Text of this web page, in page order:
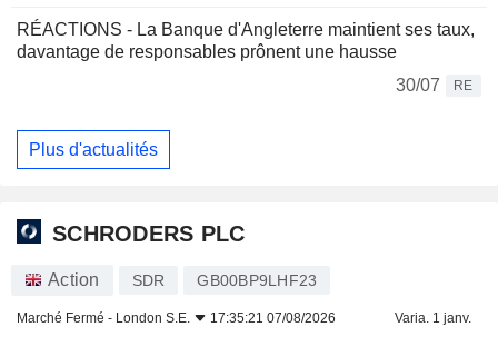
RÉACTIONS - La Banque d'Angleterre maintient ses taux,
davantage de responsables prônent une hausse
30/07
RE
Plus d'actualités
SCHRODERS PLC
Action SDR GB00BP9LHF23
Marché Fermé - London S.E. 17:35:21 07/08/2026 Varia. 1 janv.